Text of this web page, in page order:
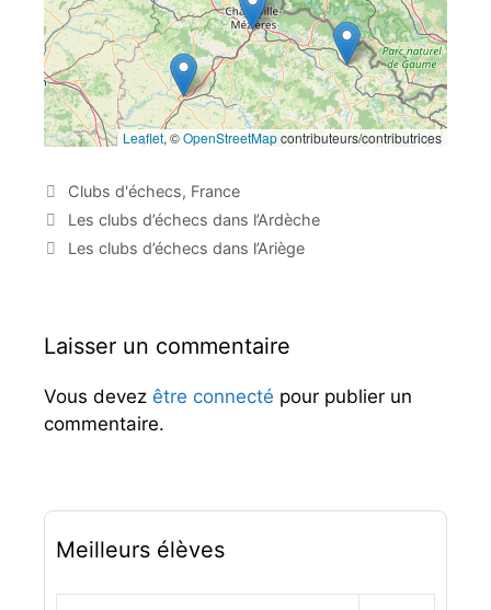
Leaflet, ©OpenStreetMapcontributeurs/contributrices
C
a
é
i
s
Clubs d'échecs, France
N
a
a
t
o
n
a
Les clubs d’échecs dans l’Ardèche
Les clubs d’échecs dans l’Ariège
Laisser un commentaire
Vous devez être connecté pour publier un
commentaire.
Meilleurs élèves